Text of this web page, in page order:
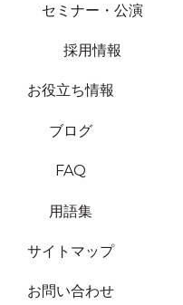
セミナー・公演
採用情報
お役立ち情報
ブログ
FAQ
用語集
サイトマップ
お問い合わせ